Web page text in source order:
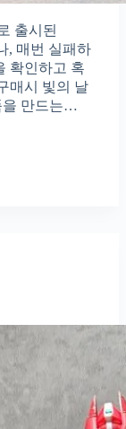
출시된
, 매번 실패하
확인하고 혹
매시 빛의 날
을 만드는…